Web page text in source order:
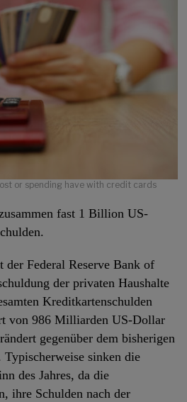
or spending have with credit cards
fast 1 Billion US-
Federal Reserve Bank of
der privaten Haushalte
Kreditkartenschulden
von 986 Milliarden US-Dollar
gegenüber dem bisherigen
sinken die
des Jahres, da die
ihre Schulden nach der